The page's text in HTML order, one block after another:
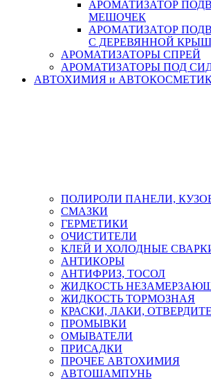
АРОМАТИЗАТОР
МЕШОЧЕК
АРОМАТИЗАТОР
С ДЕРЕВЯННОЙ
АРОМАТИЗАТОРЫ СПРЕЙ
АРОМАТИЗАТОРЫ ПОД
АВТОХИМИЯ и
ПОЛИРОЛИ ПАНЕЛИ,
СМАЗКИ
ГЕРМЕТИКИ
ОЧИСТИТЕЛИ
КЛЕЙ И ХОЛОДНЫЕ
АНТИКОРЫ
АНТИФРИЗ, ТОСОЛ
ЖИДКОСТЬ
ЖИДКОСТЬ ТОРМОЗНАЯ
КРАСКИ, ЛАКИ,
ПРОМЫВКИ
ОМЫВАТЕЛИ
ПРИСАДКИ
ПРОЧЕЕ АВТОХИМИЯ
АВТОШАМПУНЬ